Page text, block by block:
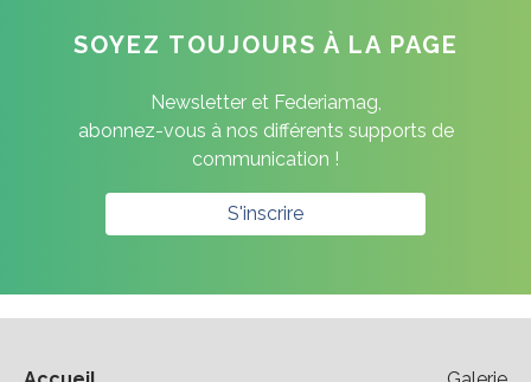
SOYEZ TOUJOURS À LA PAGE
Newsletter et Federiamag,
abonnez-vous à nos différents supports de
communication !
S'inscrire